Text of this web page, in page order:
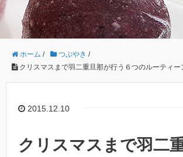
ホーム / つぶやき /
クリスマスまで羽二重旦那が行う６つのルーティー
2015.12.10
クリスマスまで羽二